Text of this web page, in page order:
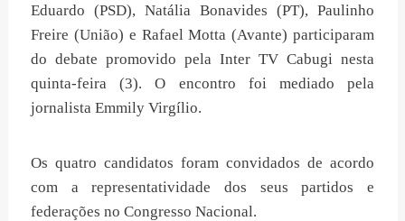
Eduardo (PSD), Natália Bonavides (PT), Paulinho
Freire (União) e Rafael Motta (Avante) participaram
do debate promovido pela Inter TV Cabugi nesta
quinta-feira (3). O encontro foi mediado pela
jornalista Emmily Virgílio.
Os quatro candidatos foram convidados de acordo
com a representatividade dos seus partidos e
federações no Congresso Nacional.